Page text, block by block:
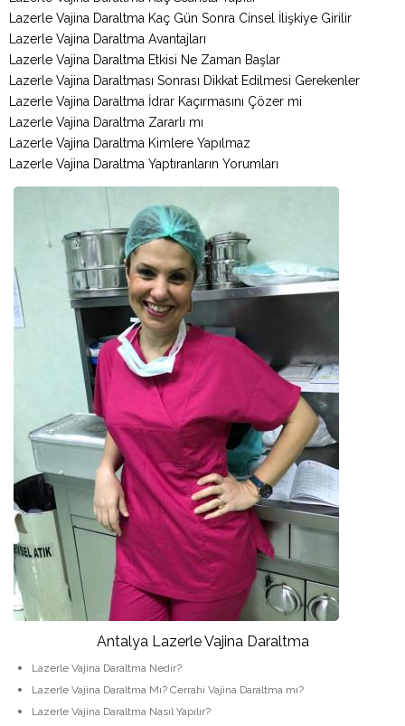
Lazerle Vajina Daraltma Kaç Gün Sonra Cinsel İlişkiye Girilir
Lazerle Vajina Daraltma Avantajları
Lazerle Vajina Daraltma Etkisi Ne Zaman Başlar
Lazerle Vajina Daraltması Sonrası Dikkat Edilmesi Gerekenler
Lazerle Vajina Daraltma İdrar Kaçırmasını Çözer mi
Lazerle Vajina Daraltma Zararlı mı
Lazerle Vajina Daraltma Kimlere Yapılmaz
Lazerle Vajina Daraltma Yaptıranların Yorumları
Antalya Lazerle Vajina Daraltma
Lazerle Vajina Daraltma Nedir?
Lazerle Vajina Daraltma Mı? Cerrahi Vajina Daraltma mı?
Lazerle Vajina Daraltma Nasıl Yapılır?